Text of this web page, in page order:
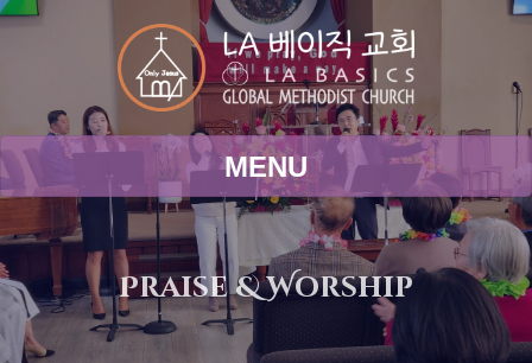
MENU
Praise & Worship